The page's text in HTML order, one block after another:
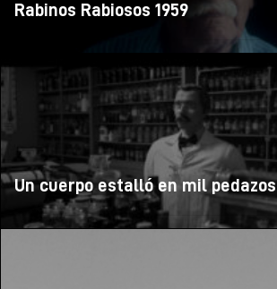
Rabinos Rabiosos 1959
Un cuerpo estalló en mil pedazos